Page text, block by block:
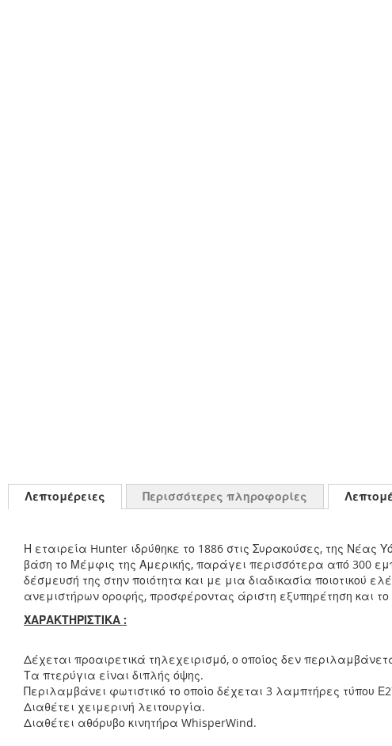
Λεπτομέρειες Περισσότερες πληροφορίες
Η εταιρεία Hunter ιδρύθηκε το 1886 στις Συρακούσες, της
βάση το Μέμφις της Αμερικής, παράγει περισσότερα από 300
δέσμευσή της στην ποιότητα και με μια διαδικασία
ανεμιστήρων οροφής, προσφέροντας άριστη εξυπηρέτηση και
ΧΑΡΑΚΤΗΡΙΣΤΙΚΑ :
Δέχεται προαιρετικά τηλεχειρισμό, ο οποίος δεν
Τα πτερύγια είναι διπλής όψης.
Περιλαμβάνει φωτιστικό το οποίο δέχεται 3 λαμπτήρες τύπου
Διαθέτει χειμερινή λειτουργία.
Διαθέτει αθόρυβο κινητήρα WhisperWind.